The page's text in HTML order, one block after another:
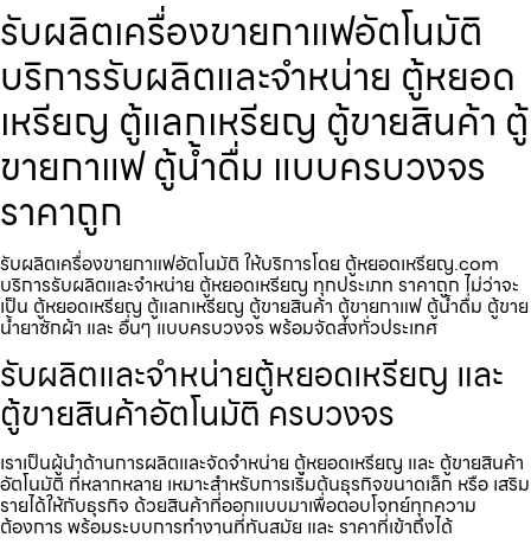
รับผลิตเครื่องขายกาแฟ​อัตโนมัติ
บริการรับผลิตและจำหน่าย ตู้หยอด
เหรียญ ตู้แลกเหรียญ ตู้ขายสินค้า ตู้
ขายกาแฟ ตู้น้ำดื่ม แบบครบวงจร
ราคาถูก
รับผลิตเครื่องขายกาแฟ​อัตโนมัติ ให้บริการโดย ตู้หยอดเหรียญ.com
บริการรับผลิตและจำหน่าย ตู้หยอดเหรียญ ทุกประเภท ราคาถูก ไม่ว่าจะ
เป็น ตู้หยอดเหรียญ ตู้แลกเหรียญ ตู้ขายสินค้า ตู้ขายกาแฟ ตู้น้ำดื่ม ตู้ขาย
น้ำยาซักผ้า และ อื่นๆ แบบครบวงจร พร้อมจัดส่งทั่วประเทศ
รับผลิตและจำหน่ายตู้หยอดเหรียญ และ
ตู้ขายสินค้าอัตโนมัติ ครบวงจร
เราเป็นผู้นำด้านการผลิตและจัดจำหน่าย ตู้หยอดเหรียญ และ ตู้ขายสินค้า
อัตโนมัติ ที่หลากหลาย เหมาะสำหรับการเริ่มต้นธุรกิจขนาดเล็ก หรือ เสริม
รายได้ให้กับธุรกิจ ด้วยสินค้าที่ออกแบบมาเพื่อตอบโจทย์ทุกความ
ต้องการ พร้อมระบบการทำงานที่ทันสมัย และ ราคาที่เข้าถึงได้